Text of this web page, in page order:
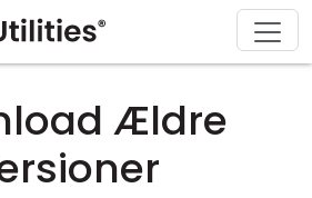
Ældre
Køb
Om